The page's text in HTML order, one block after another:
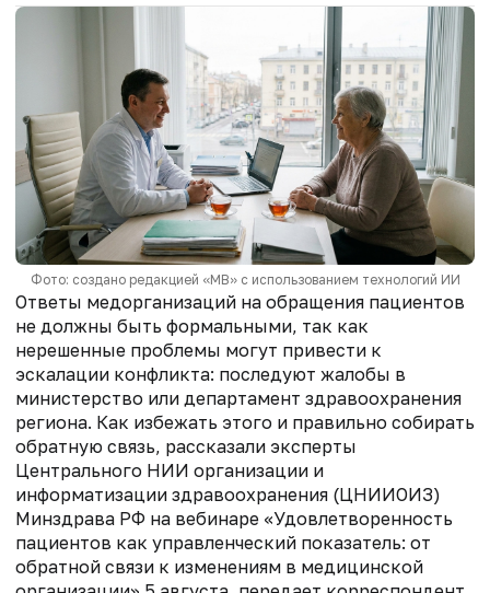
Фото: создано редакцией «МВ» с использованием технологий ИИ
Ответы медорганизаций на обращения пациентов
не должны быть формальными, так как
нерешенные проблемы могут привести к
эскалации конфликта: последуют жалобы в
министерство или департамент здравоохранения
региона. Как избежать этого и правильно собирать
обратную связь, рассказали эксперты
Центрального НИИ организации и
информатизации здравоохранения (ЦНИИОИЗ)
Минздрава РФ на вебинаре «Удовлетворенность
пациентов как управленческий показатель: от
обратной связи к изменениям в медицинской